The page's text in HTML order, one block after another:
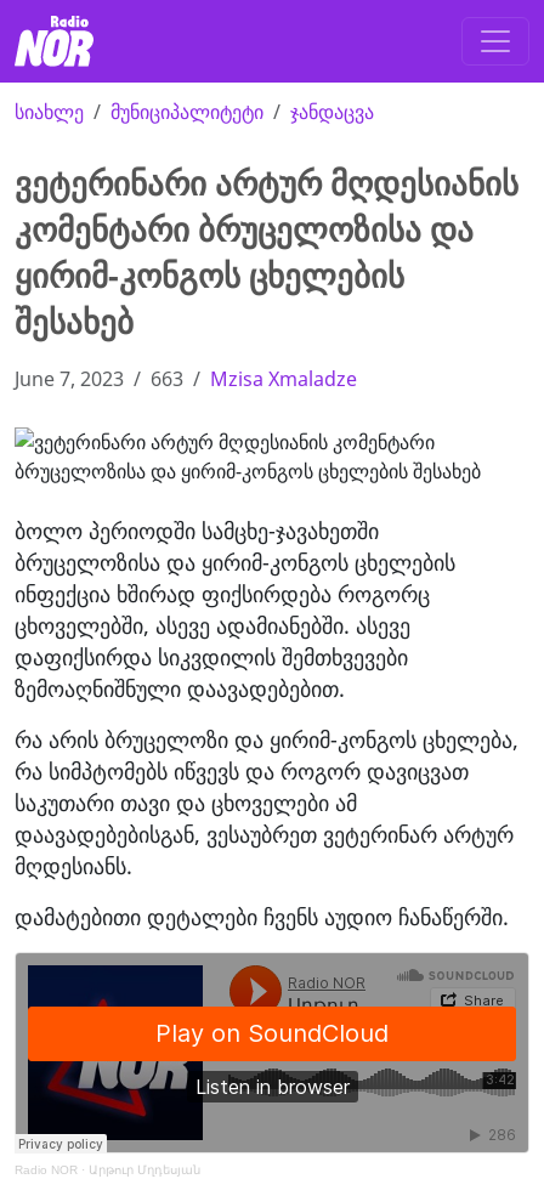
სიახლე მუნიციპალიტეტი ჯანდაცვა
ვეტერინარი არტურ მღდესიანის
კომენტარი ბრუცელოზისა და
ყირიმ-კონგოს ცხელების
შესახებ
June 7, 2023 663 Mzisa Xmaladze
ბოლო პერიოდში სამცხე-ჯავახეთში
ბრუცელოზისა და ყირიმ-კონგოს ცხელების
ინფექცია ხშირად ფიქსირდება როგორც
ცხოველებში, ასევე ადამიანებში. ასევე
დაფიქსირდა სიკვდილის შემთხვევები
ზემოაღნიშნული დაავადებებით.
რა არის ბრუცელოზი და ყირიმ-კონგოს ცხელება,
რა სიმპტომებს იწვევს და როგორ დავიცვათ
საკუთარი თავი და ცხოველები ამ
დაავადებებისგან, ვესაუბრეთ ვეტერინარ არტურ
მღდესიანს.
დამატებითი დეტალები ჩვენს აუდიო ჩანაწერში.
Radio NOR · Արթուր Մղդեսյան